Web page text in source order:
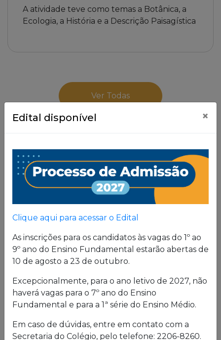
A atividade teve como temas a Botânica, a
Ecologia, a História e a Descrição Paisagística
Ver Todas
Proposta
Pedagógica
formação, pautada em valores cristãos e um
consistente conhecimento acadêmico.
Estrutura física
O Colégio oferece uma excelente estrutura para
atender a seus alunos em período integral.
Laboratórios de Química, Física e Biologia; salas
de leitura e de grupo; biblioteca; cybersala;
Edital disponível ×
Clique aqui para acessar o Edital
As inscrições para os candidatos às vagas do 1º ao
9º ano do Ensino Fundamental estarão abertas de
10 de agosto a 23 de outubro.
Excepcionalmente, para o ano letivo de 2027, não
haverá vagas para o 7º ano do Ensino
Fundamental e para a 1ª série do Ensino Médio.
Em caso de dúvidas, entre em contato com a
Secretaria do Colégio, pelo telefone: 2206-8260.